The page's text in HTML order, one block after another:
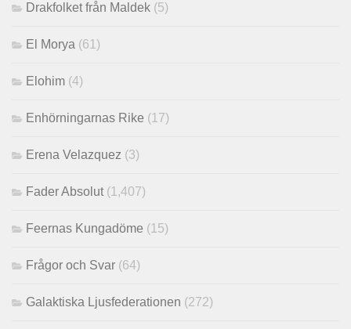
Drakfolket från Maldek (5)
El Morya (61)
Elohim (4)
Enhörningarnas Rike (17)
Erena Velazquez (3)
Fader Absolut (1,407)
Feernas Kungadöme (15)
Frågor och Svar (64)
Galaktiska Ljusfederationen (272)